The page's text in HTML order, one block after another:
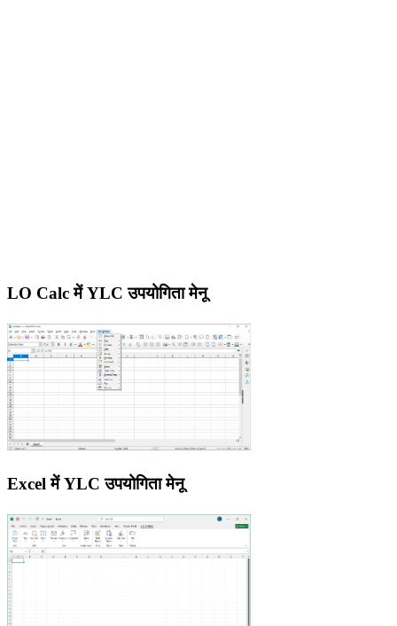
LO Calc में YLC उपयोगिता मेनू
Excel में YLC उपयोगिता मेनू